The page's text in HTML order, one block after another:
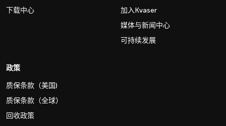
下载中心
加入Kvaser
媒体与新闻中心
可持续发展
政策
质保条款（美国)
质保条款（全球）
回收政策